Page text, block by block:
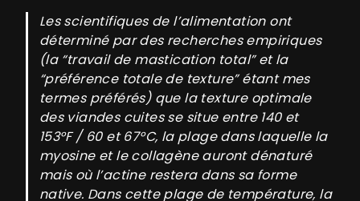
Les scientifiques de l’alimentation ont
déterminé par des recherches empiriques
(la “travail de mastication total” et la
“préférence totale de texture” étant mes
termes préférés) que la texture optimale
des viandes cuites se situe entre 140 et
153°F / 60 et 67°C, la plage dans laquelle la
myosine et le collagène auront dénaturé
mais où l’actine restera dans sa forme
native. Dans cette plage de température, la